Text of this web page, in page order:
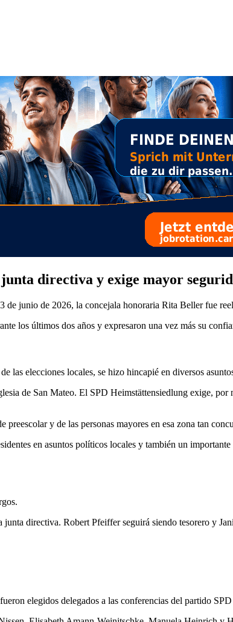
directiva y exige mayor
junio de 2026, la concejala honoraria Rita Beller fue
los últimos dos años y expresaron una vez más su
las elecciones locales, se hizo hincapié en diversos
de San Mateo. El SPD Heimstättensiedlung exige,
y de las personas mayores en esa zona tan
en asuntos políticos locales y también un
directiva. Robert Pfeiffer seguirá siendo tesorero y
elegidos delegados a las conferencias del partido SPD